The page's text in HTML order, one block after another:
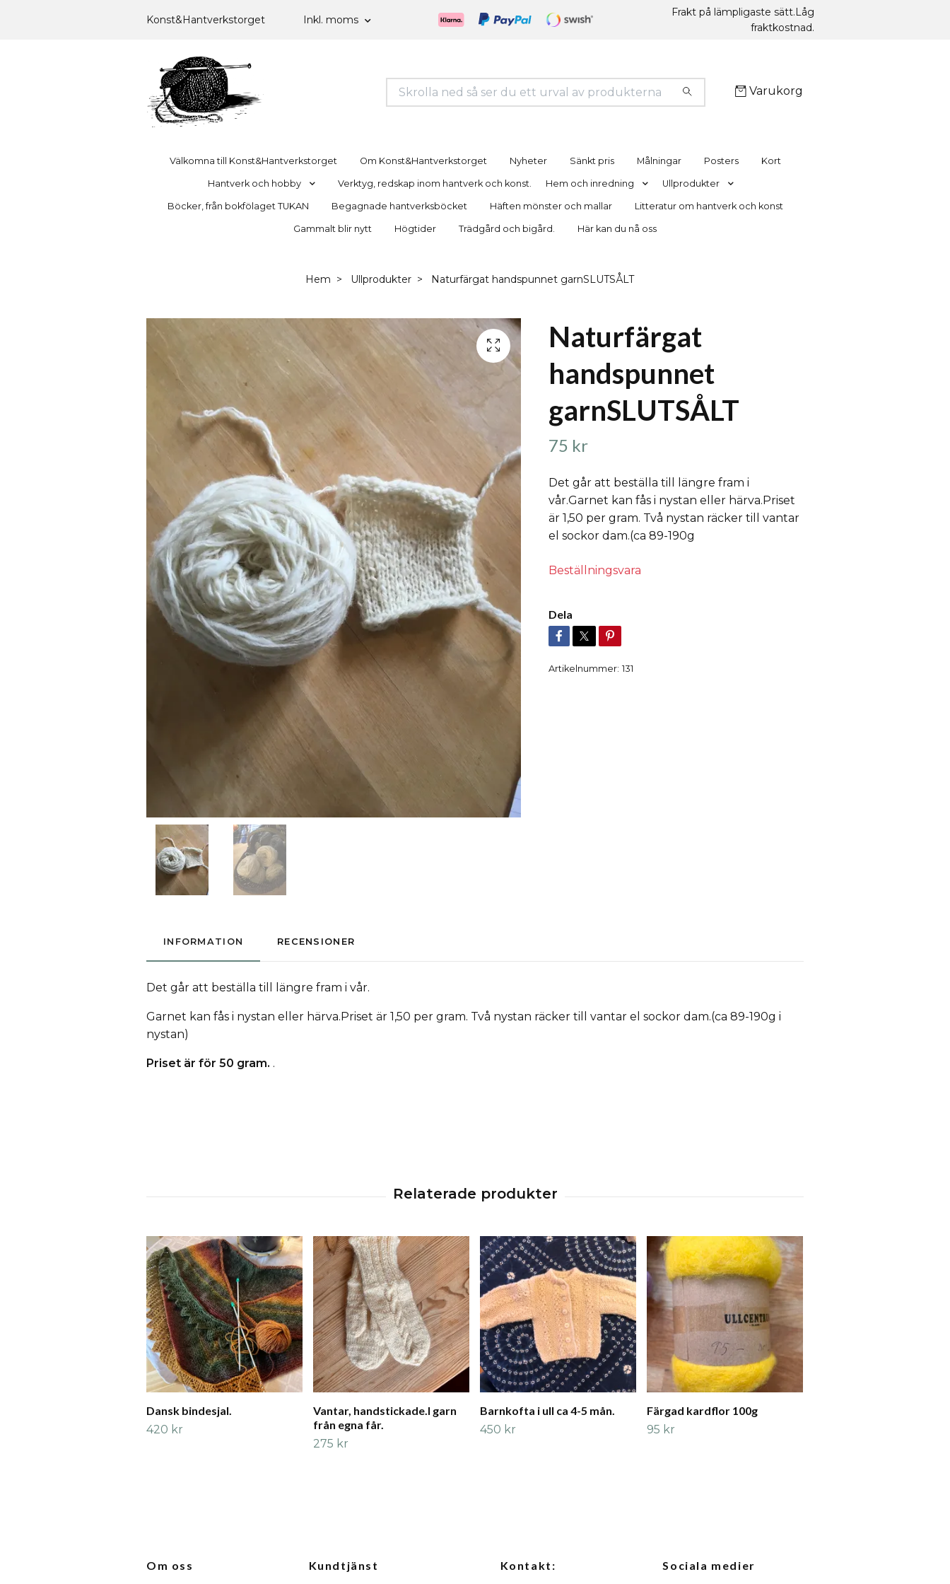
Konst&Hantverkstorget Inkl. moms
Frakt på lämpligaste sätt.Låg
fraktkostnad.
Varukorg
Välkomna till Konst&Hantverkstorget Om Konst&Hantverkstorget Nyheter Sänkt pris Målningar Posters Kort
Hantverk och hobby Verktyg, redskap inom hantverk och konst. Hem och inredning Ullprodukter
Böcker, från bokfölaget TUKAN Begagnade hantverksböcket Häften mönster och mallar Litteratur om hantverk och konst
Gammalt blir nytt Högtider Trädgård och bigård. Här kan du nå oss
Hem Ullprodukter Naturfärgat handspunnet garnSLUTSÅLT
Naturfärgat
handspunnet
garnSLUTSÅLT
75 kr
Det går att beställa till längre fram i
vår.Garnet kan fås i nystan eller härva.Priset
är 1,50 per gram. Två nystan räcker till vantar
el sockor dam.(ca 89-190g
Beställningsvara
Dela
Artikelnummer: 131
INFORMATION RECENSIONER
Det går att beställa till längre fram i vår.
Garnet kan fås i nystan eller härva.Priset är 1,50 per gram. Två nystan räcker till vantar el sockor dam.(ca 89-190g i
nystan)
Priset är för 50 gram. .
Dansk bindesjal.
420 kr
Vantar, handstickade.I garn
från egna får.
275 kr
Barnkofta i ull ca 4-5 mån.
450 kr
Färgad kardflor 100g
95 kr
Om oss Kundtjänst Kontakt: Sociala medier